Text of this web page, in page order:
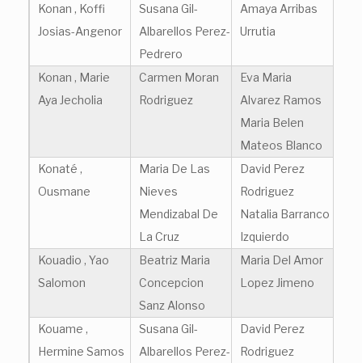
Konan , Koffi
Josias-Angenor
Susana Gil-
Albarellos Perez-
Pedrero
Amaya Arribas
Urrutia
Konan , Marie
Aya Jecholia
Carmen Moran
Rodriguez
Eva Maria
Alvarez Ramos
Maria Belen
Mateos Blanco
Konaté ,
Ousmane
Maria De Las
Nieves
Mendizabal De
La Cruz
David Perez
Rodriguez
Natalia Barranco
Izquierdo
Kouadio , Yao
Salomon
Beatriz Maria
Concepcion
Sanz Alonso
Maria Del Amor
Lopez Jimeno
Kouame ,
Hermine Samos
Susana Gil-
Albarellos Perez-
David Perez
Rodriguez